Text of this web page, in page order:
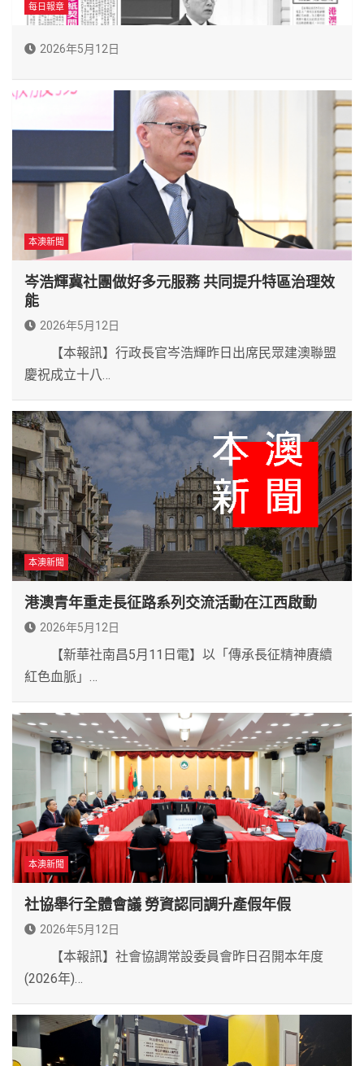
每日報章
2026年5月12日
本澳新聞
岑浩輝冀社團做好多元服務 共同提升特區治理效
能
2026年5月12日
【本報訊】行政長官岑浩輝昨日出席民眾建澳聯盟
慶祝成立十八…
本澳新聞
港澳青年重走長征路系列交流活動在江西啟動
2026年5月12日
【新華社南昌5月11日電】以「傳承長征精神賡續
紅色血脈」…
本澳新聞
社協舉行全體會議 勞資認同調升產假年假
2026年5月12日
【本報訊】社會協調常設委員會昨日召開本年度
(2026年)…